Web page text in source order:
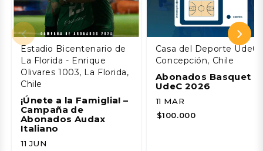
Estadio Bicentenario de
La Florida - Enrique
Olivares 1003, La Florida,
Chile
¡Únete a la Famiglia! –
Campaña de
Abonados Audax
Italiano
11 JUN
Casa del Deporte UdeC,
Concepción, Chile
Abonados Basquet
UdeC 2026
11 MAR
$100.000